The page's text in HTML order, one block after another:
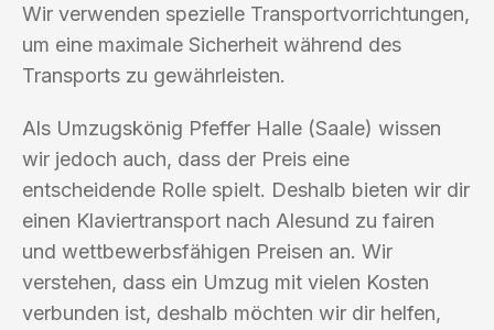
Wir verwenden spezielle Transportvorrichtungen,
um eine maximale Sicherheit während des
Transports zu gewährleisten.
Als Umzugskönig Pfeffer Halle (Saale) wissen
wir jedoch auch, dass der Preis eine
entscheidende Rolle spielt. Deshalb bieten wir dir
einen Klaviertransport nach Alesund zu fairen
und wettbewerbsfähigen Preisen an. Wir
verstehen, dass ein Umzug mit vielen Kosten
verbunden ist, deshalb möchten wir dir helfen,